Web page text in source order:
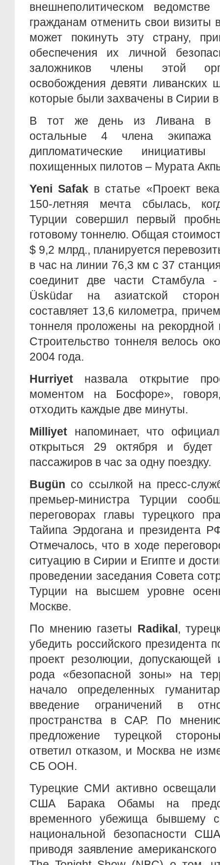
внешнеполитическом ведомстве
гражданам отменить свои визиты
может покинуть эту страну,
обеспечения их личной
заложников члены этой
освобождения девяти ливанских
которые были захвачены в Сирии
В тот же день из Ливана в
остальные 4 члена экипажа
дипломатические
похищенных пилотов – Мурата
Yeni Safak в статье «Проект
150-летняя мечта сбылась,
Турции совершил первый
готовому тоннелю. Общая
$ 9,2 млрд., планируется
в час на линии 76,3 км с 37
соединит две части Стамбула
Üsküdar на азиатской
составляет 13,6 километра,
тоннеля проложены на рекордной
Строительство тоннеля велось
2004 года.
Hurriyet назвала открытие
моментом на Босфоре»,
отходить каждые две минуты.
Milliyet напоминает, что
открыться 29 октября и
пассажиров в час за одну поездку.
Bugün со ссылкой на пресс-
премьер-министра Турции
переговорах главы турецкого
Тайипа Эрдогана и президента
Отмечалось, что в ходе
ситуацию в Сирии и Египте и
проведении заседания Совета
Турции на высшем уровне
Москве.
По мнению газеты Radikal,
убедить российского
проект резолюции, допускающей
рода «безопасной зоны» на
начало определенных
введение ограничений в
пространства в САР. По
предложение турецкой
ответил отказом, и Москва не
СБ ООН.
Турецкие СМИ активно освещали
США Барака Обамы на
временного убежища бывшему
национальной безопасности
приводя заявление